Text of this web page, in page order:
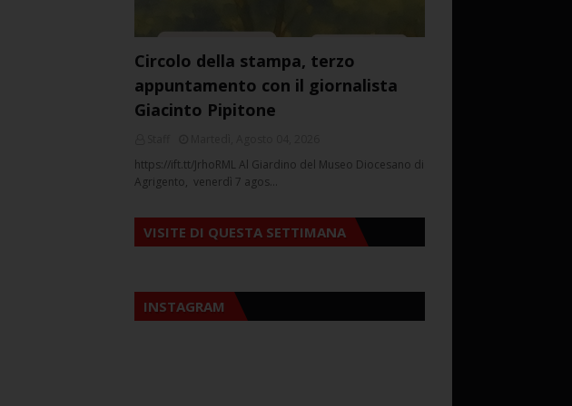
Circolo della stampa, terzo
appuntamento con il giornalista
Giacinto Pipitone
https://ift.tt/JrhoRML Al Giardino del Museo Diocesano di
Agrigento, venerdì 7 agos…
VISITE DI QUESTA SETTIMANA
INSTAGRAM